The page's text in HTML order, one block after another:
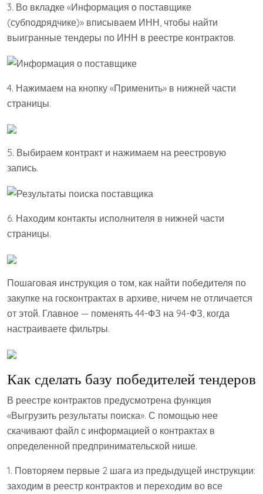
3. Во вкладке «Информация о поставщике
(субподрядчике)» вписываем ИНН, чтобы найти
выигранные тендеры по ИНН в реестре контрактов.
4. Нажимаем на кнопку «Применить» в нижней части
страницы.
5. Выбираем контракт и нажимаем на реестровую
запись.
6. Находим контакты исполнителя в нижней части
страницы.
Пошаговая инструкция о том, как найти победителя по
закупке на госконтрактах в архиве, ничем не отличается
от этой. Главное — поменять 44-ФЗ на 94-ФЗ, когда
настраиваете фильтры.
Как сделать базу победителей тендеров
В реестре контрактов предусмотрена функция
«Выгрузить результаты поиска». С помощью нее
скачивают файл с информацией о контрактах в
определенной предпринимательской нише.
1. Повторяем первые 2 шага из предыдущей инструкции:
заходим в реестр контрактов и переходим во все